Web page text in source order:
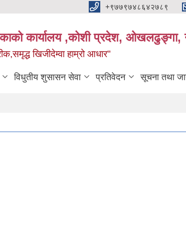
+९७७९७४८६४२७८९
कार्यालय ,कोशी प्रदेश, ओखलढुङ्गा,
खिजीदेम्वा हाम्रो आधार"
विधुतीय शुसासन सेवा प्रतिवेदन सूचना तथा